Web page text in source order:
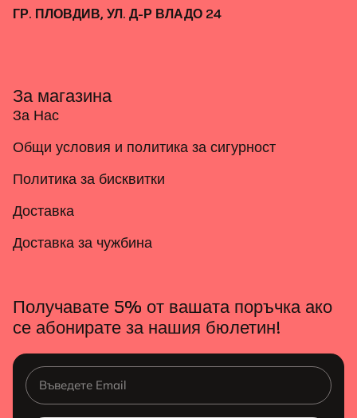
ГР. ПЛОВДИВ, УЛ. Д-Р ВЛАДО 24
За магазина
За Нас
Общи условия и политика за сигурност
Политика за бисквитки
Доставка
Доставка за чужбина
Получавате 5% от вашата поръчка ако
се абонирате за нашия бюлетин!